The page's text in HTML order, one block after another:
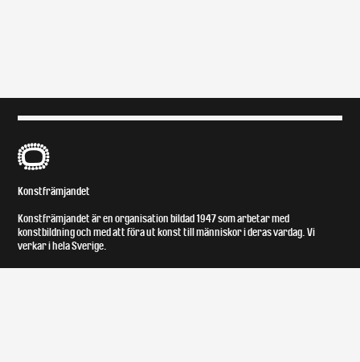
B
Konstfrämjandet
Konstfrämjandet är en organisation bildad 1947 som arbetar med
konstbildning och med att föra ut konst till människor i deras vardag. Vi
verkar i hela Sverige.